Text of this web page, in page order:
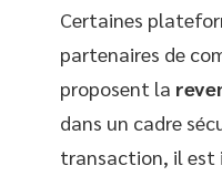
Certaines
partenaires de
proposent la
dans un cadre
transaction, il est